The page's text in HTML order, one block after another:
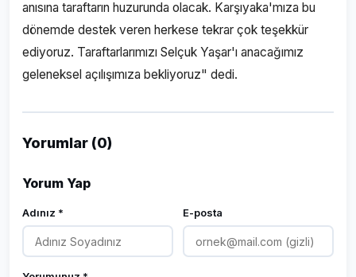
anısına taraftarın huzurunda olacak. Karşıyaka'mıza bu
dönemde destek veren herkese tekrar çok teşekkür
ediyoruz. Taraftarlarımızı Selçuk Yaşar'ı anacağımız
geleneksel açılışımıza bekliyoruz" dedi.
Yorumlar (0)
Yorum Yap
Adınız * E-posta